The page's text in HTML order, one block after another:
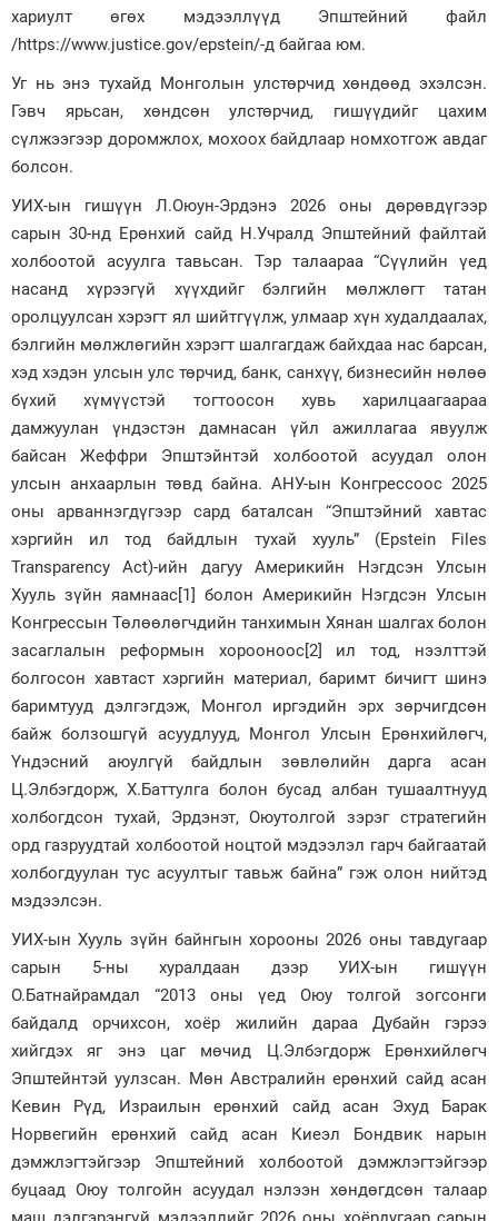
хариулт өгөх мэдээллүүд Эпштейний файл
/https://www.justice.gov/epstein/-д байгаа юм.
Уг нь энэ тухайд Монголын улстөрчид хөндөөд эхэлсэн.
Гэвч ярьсан, хөндсөн улстөрчид, гишүүдийг цахим
сүлжээгээр доромжлох, мохоох байдлаар номхотгож авдаг
болсон.
УИХ-ын гишүүн Л.Оюун-Эрдэнэ 2026 оны дөрөвдүгээр
сарын 30-нд Ерөнхий сайд Н.Учралд Эпштейний файлтай
холбоотой асуулга тавьсан. Тэр талаараа “Сүүлийн үед
насанд хүрээгүй хүүхдийг бэлгийн мөлжлөгт татан
оролцуулсан хэрэгт ял шийтгүүлж, улмаар хүн худалдаалах,
бэлгийн мөлжлөгийн хэрэгт шалгагдаж байхдаа нас барсан,
хэд хэдэн улсын улс төрчид, банк, санхүү, бизнесийн нөлөө
бүхий хүмүүстэй тогтоосон хувь харилцаагаараа
дамжуулан үндэстэн дамнасан үйл ажиллагаа явуулж
байсан Жеффри Эпштэйнтэй холбоотой асуудал олон
улсын анхаарлын төвд байна. АНУ-ын Конгрессоос 2025
оны арваннэгдүгээр сард баталсан “Эпштэйний хавтас
хэргийн ил тод байдлын тухай хууль” (Epstein Files
Transparency Act)-ийн дагуу Америкийн Нэгдсэн Улсын
Хууль зүйн яамнаас[1] болон Америкийн Нэгдсэн Улсын
Конгрессын Төлөөлөгчдийн танхимын Хянан шалгах болон
засаглалын реформын хорооноос[2] ил тод, нээлттэй
болгосон хавтаст хэргийн материал, баримт бичигт шинэ
баримтууд дэлгэгдэж, Монгол иргэдийн эрх зөрчигдсөн
байж болзошгүй асуудлууд, Монгол Улсын Ерөнхийлөгч,
Үндэсний аюулгүй байдлын зөвлөлийн дарга асан
Ц.Элбэгдорж, Х.Баттулга болон бусад албан тушаалтнууд
холбогдсон тухай, Эрдэнэт, Оюутолгой зэрэг стратегийн
орд газруудтай холбоотой ноцтой мэдээлэл гарч байгаатай
холбогдуулан тус асуултыг тавьж байна” гэж олон нийтэд
мэдээлсэн.
УИХ-ын Хууль зүйн байнгын хорооны 2026 оны тавдугаар
сарын 5-ны хуралдаан дээр УИХ-ын гишүүн
О.Батнайрамдал “2013 оны үед Оюу толгой зогсонги
байдалд орчихсон, хоёр жилийн дараа Дубайн гэрээ
хийгдэх яг энэ цаг мөчид Ц.Элбэгдорж Ерөнхийлөгч
Эпштейнтэй уулзсан. Мөн Австралийн ерөнхий сайд асан
Кевин Рүд, Израилын ерөнхий сайд асан Эхуд Барак
Норвегийн ерөнхий сайд асан Киеэл Бондвик нарын
дэмжлэгтэйгээр Эпштейний холбоотой дэмжлэгтэйгээр
буцаад Оюу толгойн асуудал нэлээн хөндөгдсөн талаар